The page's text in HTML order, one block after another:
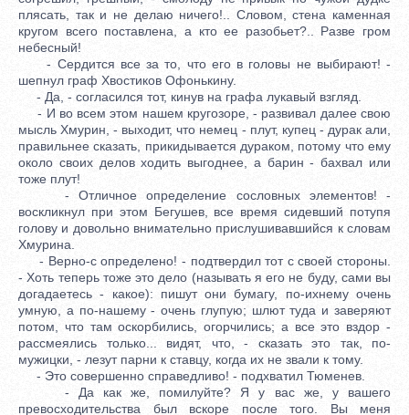
плясать, так и не делаю ничего!.. Словом, стена каменная
кругом всего поставлена, а кто ее разобьет?.. Разве гром
небесный!
- Сердится все за то, что его в головы не выбирают! -
шепнул граф Хвостиков Офонькину.
- Да, - согласился тот, кинув на графа лукавый взгляд.
- И во всем этом нашем кругозоре, - развивал далее свою
мысль Хмурин, - выходит, что немец - плут, купец - дурак али,
правильнее сказать, прикидывается дураком, потому что ему
около своих делов ходить выгоднее, а барин - бахвал или
тоже плут!
- Отличное определение сословных элементов! -
воскликнул при этом Бегушев, все время сидевший потупя
голову и довольно внимательно прислушивавшийся к словам
Хмурина.
- Верно-с определено! - подтвердил тот с своей стороны.
- Хоть теперь тоже это дело (называть я его не буду, сами вы
догадаетесь - какое): пишут они бумагу, по-ихнему очень
умную, а по-нашему - очень глупую; шлют туда и заверяют
потом, что там оскорбились, огорчились; а все это вздор -
рассмеялись только... видят, что, - сказать это так, по-
мужицки, - лезут парни к ставцу, когда их не звали к тому.
- Это совершенно справедливо! - подхватил Тюменев.
- Да как же, помилуйте? Я у вас же, у вашего
превосходительства был вскоре после того. Вы меня